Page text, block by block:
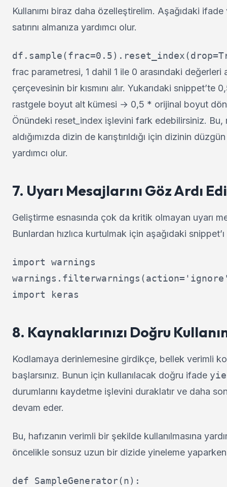
Kullanımı biraz daha özelleştirelim. Aşağıdaki
satırını almanıza yardımcı olur.
frac parametresi, 1 dahil 1 ile 0 arasındaki değerleri
çerçevesinin bir kısmını alır. Yukarıdaki snippet’te
rastgele boyut alt kümesi → 0,5 * orijinal boyut
Önündeki reset_index işlevini fark edebilirsiniz. Bu,
aldığımızda dizin de karıştırıldığı için dizinin
yardımcı olur.
7. Uyarı Mesajlarını Göz Ardı
Geliştirme esnasında çok da kritik olmayan uyarı
Bunlardan hızlıca kurtulmak için aşağıdaki
import warnings
import keras
8. Kaynaklarınızı Doğru
Kodlamaya derinlemesine girdikçe, bellek verimli
başlarsınız. Bunun için kullanılacak doğru ifade
durumlarını kaydetme işlevini duraklatır ve daha
devam eder.
Bu, hafızanın verimli bir şekilde kullanılmasına
öncelikle sonsuz uzun bir dizide yineleme yaparken
def SampleGenerator(n):